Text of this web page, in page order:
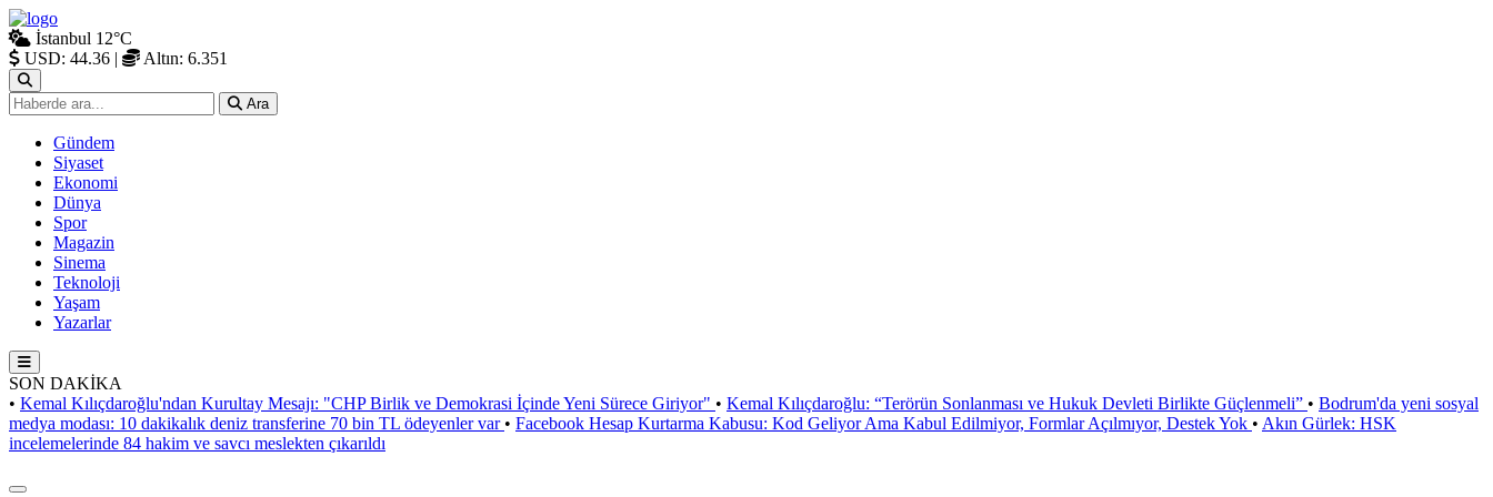
İstanbul 12°C
USD: 44.36 | Altın: 6.351
Ara
Gündem
Siyaset
Ekonomi
Dünya
Spor
Magazin
Sinema
Teknoloji
Yaşam
Yazarlar
SON DAKİKA
• Kemal Kılıçdaroğlu'ndan Kurultay Mesajı: "CHP Birlik ve Demokrasi İçinde Yeni Sürece Giriyor" • Kemal Kılıçdaroğlu: “Terörün Sonlanması ve Hukuk Devleti Birlikte Güçlenmeli” • Bodrum'da yeni sosyal
medya modası: 10 dakikalık deniz transferine 70 bin TL ödeyenler var • Facebook Hesap Kurtarma Kabusu: Kod Geliyor Ama Kabul Edilmiyor, Formlar Açılmıyor, Destek Yok • Akın Gürlek: HSK
incelemelerinde 84 hakim ve savcı meslekten çıkarıldı